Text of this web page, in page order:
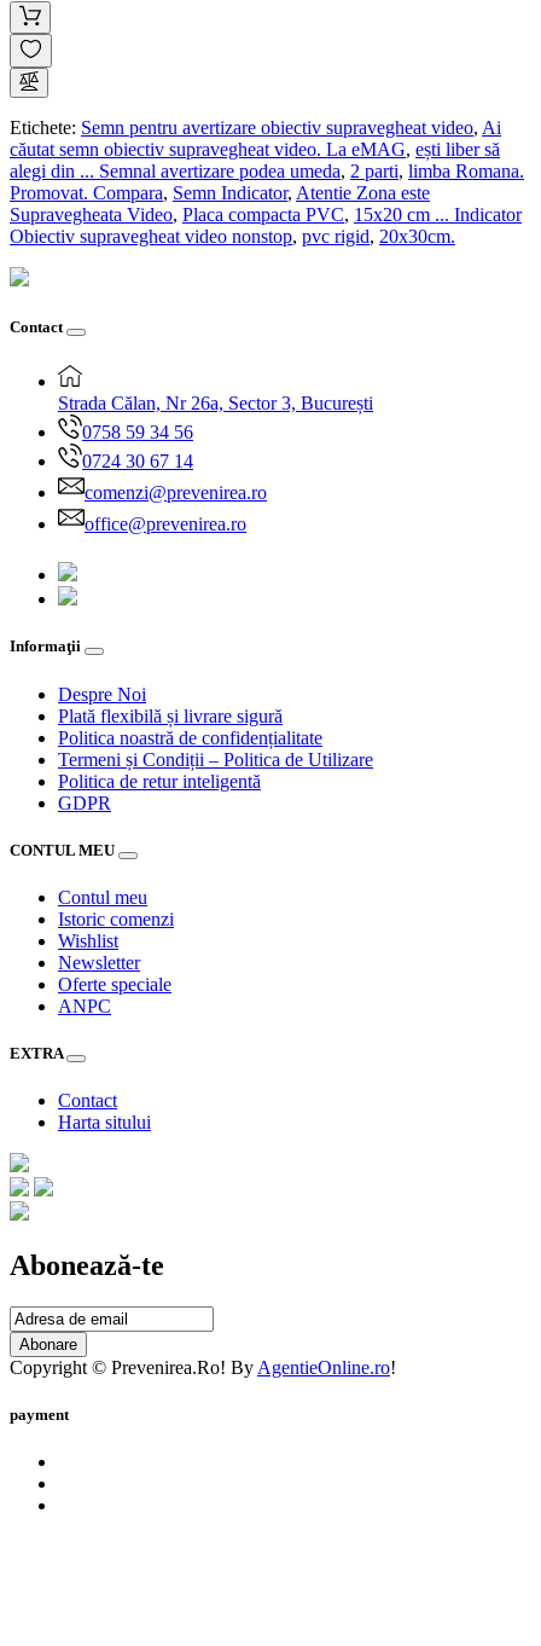
Etichete: Semn pentru avertizare obiectiv supravegheat video, Ai
căutat semn obiectiv supravegheat video. La eMAG, ești liber să
alegi din ... Semnal avertizare podea umeda, 2 parti, limba Romana.
Promovat. Compara, Semn Indicator, Atentie Zona este
Supravegheata Video, Placa compacta PVC, 15x20 cm ... Indicator
Obiectiv supravegheat video nonstop, pvc rigid, 20x30cm.
Contact
Strada Călan, Nr 26a, Sector 3, București
0758 59 34 56
0724 30 67 14
comenzi@prevenirea.ro
office@prevenirea.ro
Informaţii
Despre Noi
Plată flexibilă și livrare sigură
Politica noastră de confidențialitate
Termeni și Condiții – Politica de Utilizare
Politica de retur inteligentă
GDPR
CONTUL MEU
Contul meu
Istoric comenzi
Wishlist
Newsletter
Oferte speciale
ANPC
EXTRA
Contact
Harta sitului
Abonează-te
Abonare
Copyright © Prevenirea.Ro! By AgentieOnline.ro!
payment